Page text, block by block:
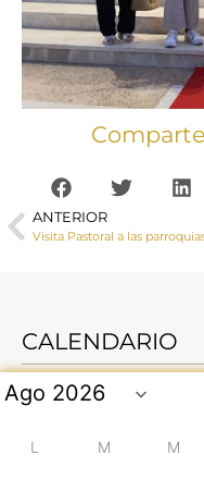
ANTERIOR
CALENDARIO
L M M